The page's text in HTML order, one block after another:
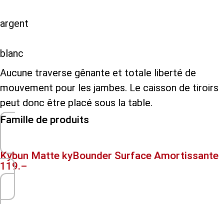
argent
blanc
Aucune traverse gênante et totale liberté de
mouvement pour les jambes. Le caisson de tiroirs
peut donc être placé sous la table.
Famille de produits
Kybun Matte kyBounder Surface Amortissante
119.–